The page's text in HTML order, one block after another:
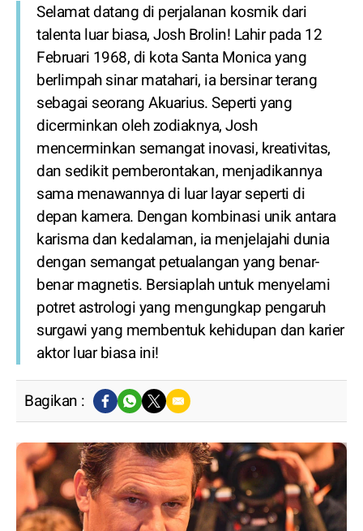
Selamat datang di perjalanan kosmik dari
talenta luar biasa, Josh Brolin! Lahir pada 12
Februari 1968, di kota Santa Monica yang
berlimpah sinar matahari, ia bersinar terang
sebagai seorang Akuarius. Seperti yang
dicerminkan oleh zodiaknya, Josh
mencerminkan semangat inovasi, kreativitas,
dan sedikit pemberontakan, menjadikannya
sama menawannya di luar layar seperti di
depan kamera. Dengan kombinasi unik antara
karisma dan kedalaman, ia menjelajahi dunia
dengan semangat petualangan yang benar-
benar magnetis. Bersiaplah untuk menyelami
potret astrologi yang mengungkap pengaruh
surgawi yang membentuk kehidupan dan karier
aktor luar biasa ini!
Bagikan :